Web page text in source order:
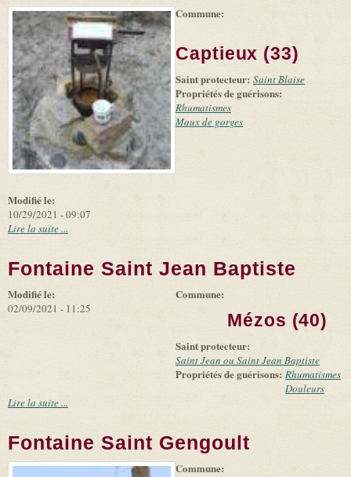
-
Leaflet (link is
|
Tiles
(link is
external)
©
Microsoft
and
suppliers
Modifié le:
10/29/2021 - 09:07
Commune:
Captieux (33)
Saint protecteur: Saint Blaise
Propriétés de guérisons:
Rhumatismes
Maux de gorges
Lire la suite ...
Fontaine Saint Jean Baptiste
Modifié le:
02/09/2021 - 11:25
Commune:
Mézos (40)
Saint protecteur:
Saint Jean ou Saint Jean Baptiste
Propriétés de guérisons: Rhumatismes
Douleurs
Lire la suite ...
Fontaine Saint Gengoult
Leaflet (link is
|
Commune: